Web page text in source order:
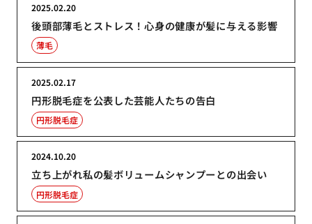
後頭部薄毛とストレス！心身の健康が髪に与える影響
2025.02.20
薄毛
円形脱毛症を公表した芸能人たちの告白
2025.02.17
円形脱毛症
立ち上がれ私の髪ボリュームシャンプーとの出会い
2024.10.20
円形脱毛症